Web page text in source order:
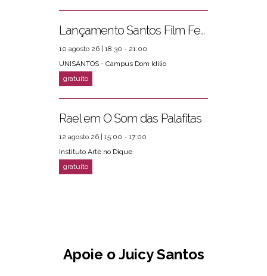
Lançamento Santos Film Fest
10 agosto 26 | 18:30 - 21:00
UNISANTOS - Campus Dom Idílio
Rael em O Som das Palafitas
12 agosto 26 | 15:00 - 17:00
Instituto Arte no Dique
Apoie o Juicy Santos